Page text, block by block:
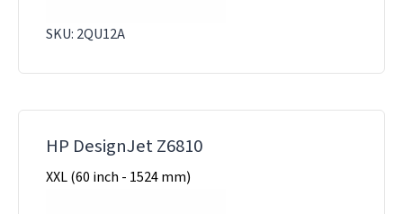
SKU: 2QU12A
HP DesignJet Z6810
XXL (60 inch - 1524 mm)